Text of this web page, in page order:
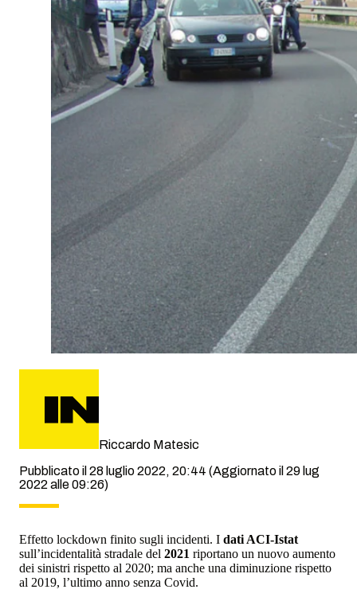
Riccardo Matesic
Pubblicato il 28 luglio 2022, 20:44 (Aggiornato il 29 lug
2022 alle 09:26)
Effetto lockdown finito sugli incidenti. I dati ACI-Istat
sull’incidentalità stradale del 2021 riportano un nuovo aumento
dei sinistri rispetto al 2020; ma anche una diminuzione rispetto
al 2019, l’ultimo anno senza Covid.